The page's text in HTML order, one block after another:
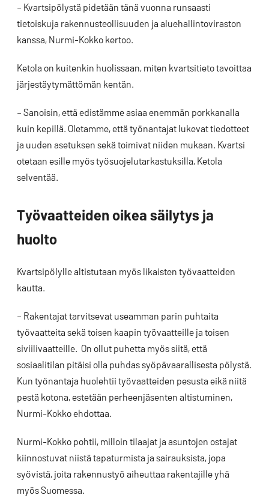
– Kvartsipölystä pidetään tänä vuonna runsaasti
tietoiskuja rakennusteollisuuden ja aluehallintoviraston
kanssa, Nurmi-Kokko kertoo.
Ketola on kuitenkin huolissaan, miten kvartsitieto tavoittaa
järjestäytymättömän kentän.
– Sanoisin, että edistämme asiaa enemmän porkkanalla
kuin kepillä. Oletamme, että työnantajat lukevat tiedotteet
ja uuden asetuksen sekä toimivat niiden mukaan. Kvartsi
otetaan esille myös työsuojelutarkastuksilla, Ketola
selventää.
Työvaatteiden oikea säilytys ja
huolto
Kvartsipölylle altistutaan myös likaisten työvaatteiden
kautta.
– Rakentajat tarvitsevat useamman parin puhtaita
työvaatteita sekä toisen kaapin työvaatteille ja toisen
siviilivaatteille. On ollut puhetta myös siitä, että
sosiaalitilan pitäisi olla puhdas syöpävaarallisesta pölystä.
Kun työnantaja huolehtii työvaatteiden pesusta eikä niitä
pestä kotona, estetään perheenjäsenten altistuminen,
Nurmi-Kokko ehdottaa.
Nurmi-Kokko pohtii, milloin tilaajat ja asuntojen ostajat
kiinnostuvat niistä tapaturmista ja sairauksista, jopa
syövistä, joita rakennustyö aiheuttaa rakentajille yhä
myös Suomessa.